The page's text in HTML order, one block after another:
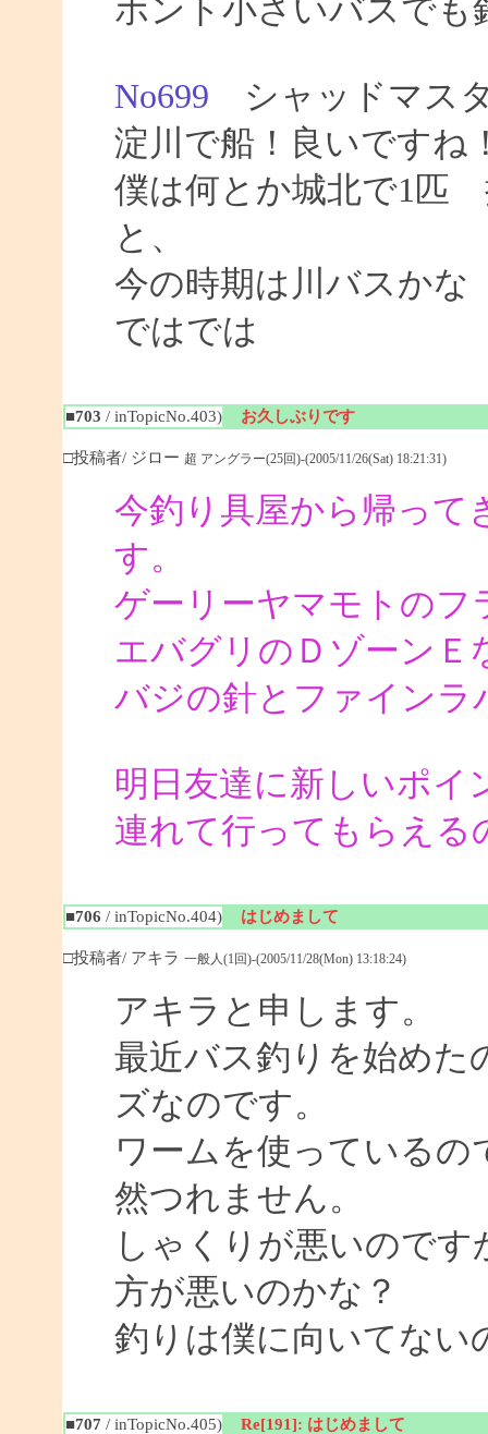
ホント小さいバスでも
No699 シャッドマス
淀川で船！良いですね
僕は何とか城北で1匹
と、
今の時期は川バスか
ではでは
■703 / inTopicNo.403) お久しぶりです
□投稿者/ ジロー 超 アングラー(25回)-(2005/11/26(Sat) 18:21:31)
今釣り具屋から帰って
す。
ゲーリーヤマモトのフ
エバグリのＤゾーン
バジの針とファインラ
明日友達に新しいポイ
連れて行ってもらえる
■706 / inTopicNo.404) はじめまして
□投稿者/ アキラ 一般人(1回)-(2005/11/28(Mon) 13:18:24)
アキラと申します。
最近バス釣りを始めた
ズなのです。
ワームを使っている
然つれません。
しゃくりが悪いので
方が悪いのかな？
釣りは僕に向いてない
■707 / inTopicNo.405) Re[191]: はじめまして